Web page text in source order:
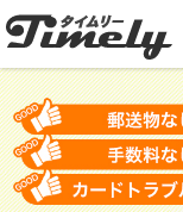
クレジットカード
現金化タイムリー